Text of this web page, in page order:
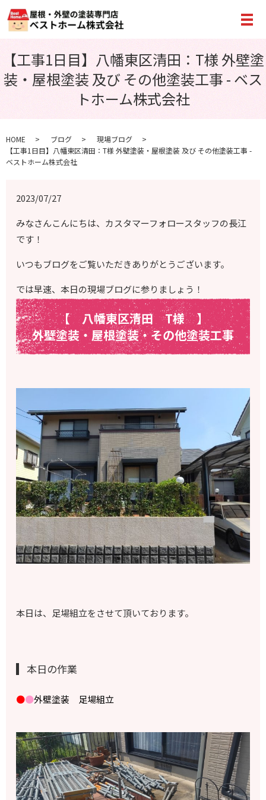
メ
【工事1日目】八幡東区清田：T様 外壁塗
装・屋根塗装 及び その他塗装工事 - ベス
トホーム株式会社
HOME ブログ
現場ブログ
【工事1日目】八幡東区清田：T様 外壁塗装・屋根塗装 及び その他塗装工事 -
ベストホーム株式会社
2023/07/27
みなさんこんにちは、カスタマーフォロースタッフの長江
です！
いつもブログをご覧いただきありがとうございます。
では早速、本日の現場ブログに参りましょう！
【 八幡東区清田 T様】
外壁塗装・屋根塗装・その他塗装工事
本日は、足場組立をさせて頂いております。
本日の作業
●●外壁塗装 足場組立